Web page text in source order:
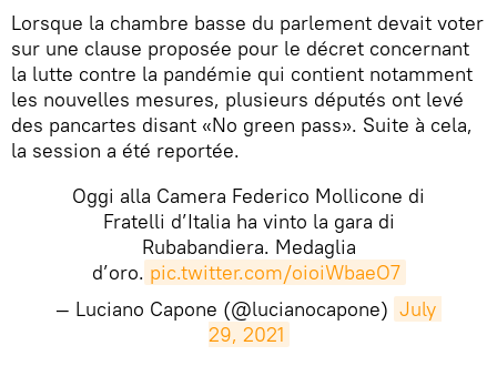
Lorsque la chambre basse du parlement devait voter
sur une clause proposée pour le décret concernant
la lutte contre la pandémie qui contient notamment
les nouvelles mesures, plusieurs députés ont levé
des pancartes disant «No green pass». Suite à cela,
la session a été reportée.
Oggi alla Camera Federico Mollicone di
Fratelli d’Italia ha vinto la gara di
Rubabandiera. Medaglia
d’oro. pic.twitter.com/oioiWbaeO7
— Luciano Capone (@lucianocapone) July
29, 2021